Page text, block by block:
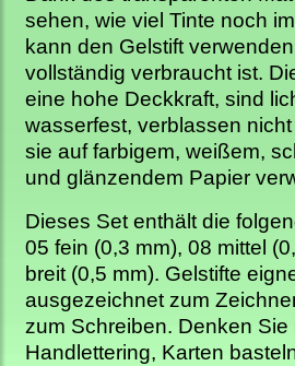
sehen, wie viel Tinte noch
kann den Gelstift
vollständig verbraucht ist.
eine hohe Deckkraft, sind
wasserfest, verblassen
sie auf farbigem, weißem,
und glänzendem Papier
Dieses Set enthält die
05 fein (0,3 mm), 08 mittel
breit (0,5 mm). Gelstifte
ausgezeichnet zum
zum Schreiben. Denken Sie
Handlettering, Karten